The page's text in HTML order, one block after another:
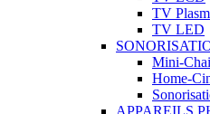
TV
TV LED
Mini-
Home-
APPAREILS